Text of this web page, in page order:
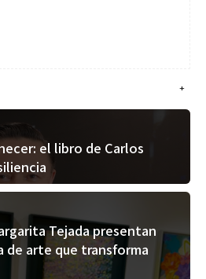
+
el libro de Carlos
Tejada presentan
de arte que transforma